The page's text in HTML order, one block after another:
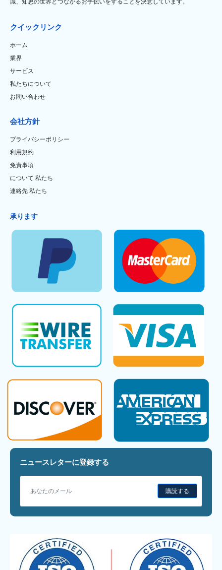
クイックリンク
ホーム
業界
サービス
私たちについて
お問い合わせ
会社方針
プライバシーポリシー
利用規約
免責事項
について 私たち
連絡先 私たち
承ります
ニュースレターに登録する
購読する